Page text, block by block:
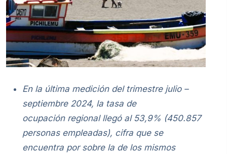
En la última medición del trimestre julio –
septiembre 2024, la tasa de
ocupación regional llegó al 53,9% (450.857
personas empleadas), cifra que se
encuentra por sobre la de los mismos